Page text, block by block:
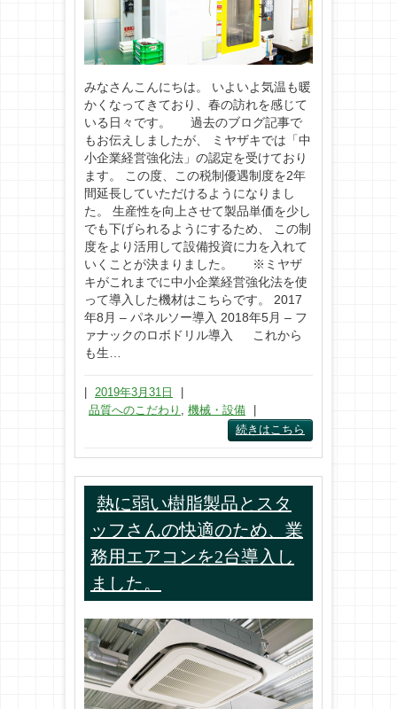
みなさんこんにちは。 いよいよ気温も暖
かくなってきており、春の訪れを感じて
いる日々です。 過去のブログ記事で
もお伝えしましたが、 ミヤザキでは「中
小企業経営強化法」の認定を受けており
ます。 この度、この税制優遇制度を2年
間延長していただけるようになりまし
た。 生産性を向上させて製品単価を少し
でも下げられるようにするため、 この制
度をより活用して設備投資に力を入れて
いくことが決まりました。 ※ミヤザ
キがこれまでに中小企業経営強化法を使
って導入した機材はこちらです。 2017
年8月 – パネルソー導入 2018年5月 – フ
ァナックのロボドリル導入 これから
も生…
2019年3月31日
品質へのこだわり , 機械・設備
続きはこちら
熱に弱い樹脂製品とスタ
ッフさんの快適のため、業
務用エアコンを2台導入し
ました。